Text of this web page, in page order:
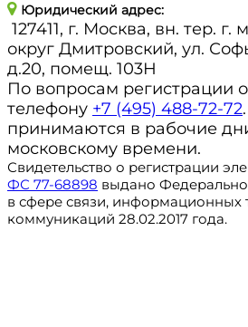
Юридический адрес:
127411, г. Москва, вн. тер.
округ Дмитровский, ул.
д.20, помещ. 103Н
По вопросам регистрации
телефону +7 (495) 488-72-72
принимаются в рабочие
московскому времени.
Свидетельство о регистрации
ФС 77-68898 выдано
в сфере связи, информационных
коммуникаций 28.02.2017 года.